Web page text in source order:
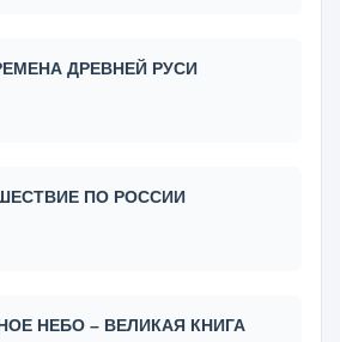
ДРЕВНЕЙ РУСИ
ПО РОССИИ
НЕБО – ВЕЛИКАЯ КНИГА